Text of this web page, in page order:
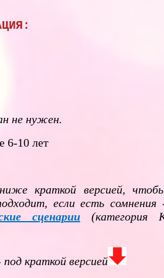
не нужен.
6-10 лет
краткой версией,
если есть сомнения
сценарии(категория
краткой версией